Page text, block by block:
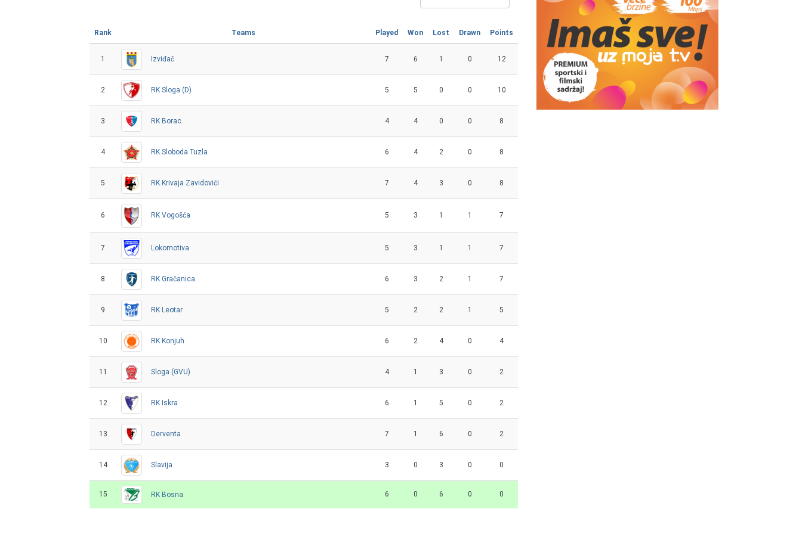
Rank Teams Played Won Lost Drawn Points
1 Izviđač 7 6 1 0 12
2 RK Sloga (D) 5 5 0 0 10
3 RK Borac 4 4 0 0 8
4 RK Sloboda Tuzla 6 4 2 0 8
5 RK Krivaja Zavidovići 7 4 3 0 8
6 RK Vogošća 5 3 1 1 7
7 Lokomotiva 5 3 1 1 7
8 RK Gračanica 6 3 2 1 7
9 RK Leotar 5 2 2 1 5
10 RK Konjuh 6 2 4 0 4
11 Sloga (GVU) 4 1 3 0 2
12 RK Iskra 6 1 5 0 2
13 Derventa 7 1 6 0 2
14 Slavija 3 0 3 0 0
15 RK Bosna 6 0 6 0 0